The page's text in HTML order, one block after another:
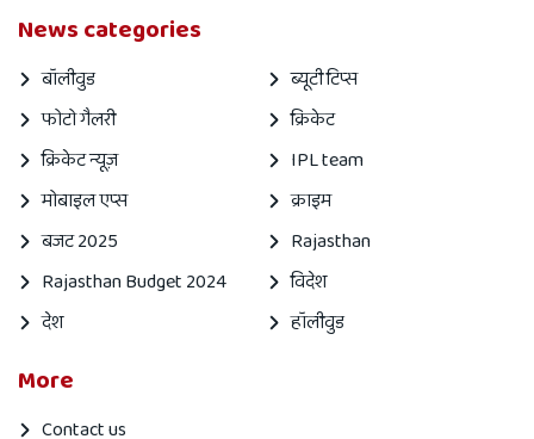
News categories
बॉलीवुड
ब्यूटी टिप्स
फोटो गैलरी
क्रिकेट
क्रिकेट न्यूज़
IPL team
मोबाइल एप्स
क्राइम
बजट 2025
Rajasthan
Rajasthan Budget 2024
विदेश
देश
हॉलीवुड
More
Contact us